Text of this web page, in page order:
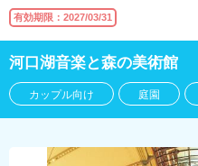
有効期限：2027/03/31
河口湖音楽と森の美術館
カップル向け 庭園